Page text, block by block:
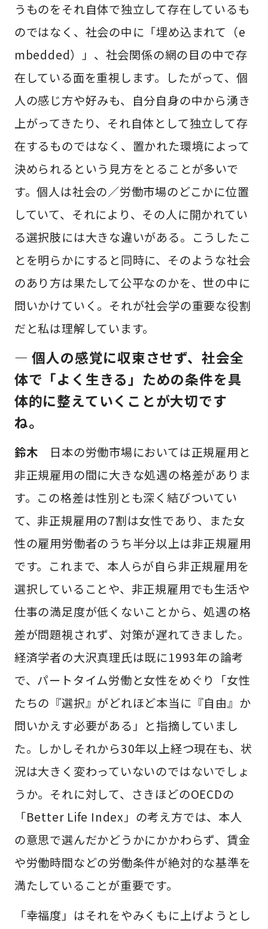
うものをそれ自体で独立して存在しているも
のではなく、社会の中に「埋め込まれて（e
mbedded）」、社会関係の網の目の中で存
在している面を重視します。したがって、個
人の感じ方や好みも、自分自身の中から湧き
上がってきたり、それ自体として独立して存
在するものではなく、置かれた環境によって
決められるという見方をとることが多いで
す。個人は社会の／労働市場のどこかに位置
していて、それにより、その人に開かれてい
る選択肢には大きな違いがある。こうしたこ
とを明らかにすると同時に、そのような社会
のあり方は果たして公平なのかを、世の中に
問いかけていく。それが社会学の重要な役割
だと私は理解しています。
— 個人の感覚に収束させず、社会全
体で「よく生きる」ための条件を具
体的に整えていくことが大切です
ね。
鈴木 日本の労働市場においては正規雇用と
非正規雇用の間に大きな処遇の格差がありま
す。この格差は性別とも深く結びついてい
て、非正規雇用の7割は女性であり、また女
性の雇用労働者のうち半分以上は非正規雇用
です。これまで、本人らが自ら非正規雇用を
選択していることや、非正規雇用でも生活や
仕事の満足度が低くないことから、処遇の格
差が問題視されず、対策が遅れてきました。
経済学者の大沢真理氏は既に1993年の論考
で、パートタイム労働と女性をめぐり「女性
たちの『選択』がどれほど本当に『自由』か
問いかえす必要がある」と指摘していまし
た。しかしそれから30年以上経つ現在も、状
況は大きく変わっていないのではないでしょ
うか。それに対して、さきほどのOECDの
「Better Life Index」の考え方では、本人
の意思で選んだかどうかにかかわらず、賃金
や労働時間などの労働条件が絶対的な基準を
満たしていることが重要です。
「幸福度」はそれをやみくもに上げようとし